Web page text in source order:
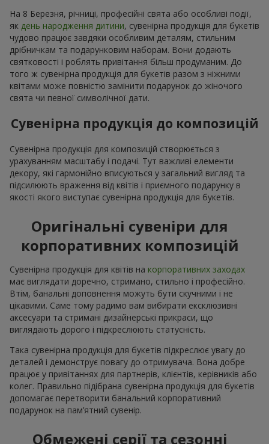
На 8 Березня, річниці, професійні свята або особливі події,
як день народження дитини, сувенірна продукція для букетів
чудово працює завдяки особливим деталям, стильним
дрібничкам та подарунковим наборам. Вони додають
святковості і роблять привітання більш продуманим. До
того ж сувенірна продукція для букетів разом з ніжними
квітами може повністю замінити подарунок до жіночого
свята чи певної символічної дати.
Сувенірна продукція до композицій
Сувенірна продукція для композицій створюється з
урахуванням масштабу і подачі. Тут важливі елементи
декору, які гармонійно вписуються у загальний вигляд та
підсилюють враження від квітів і приємного подарунку в
якості якого виступає сувенірна продукція для букетів.
Оригінальні сувеніри для
корпоративних композицій
Сувенірна продукція для квітів на корпоративних заходах
має виглядати доречно, стримано, стильно і професійно.
Втім, банальні доповнення можуть бути скучними і не
цікавими. Саме тому радимо вам вибирати ексклюзивні
аксесуари та стримані дизайнерські прикраси, що
виглядають дорого і підкреслюють статусність.
Така сувенірна продукція для букетів підкреслює увагу до
деталей і демонструє повагу до отримувача. Вона добре
працює у привітаннях для партнерів, клієнтів, керівників або
колег. Правильно підібрана сувенірна продукція для букетів
допомагає перетворити банальний корпоративний
подарунок на пам’ятний сувенір.
Обмежені серії та сезонні